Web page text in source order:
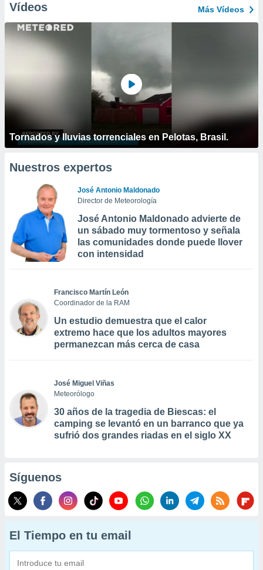
Vídeos Más Vídeos
Tornados y lluvias torrenciales en Pelotas, Brasil.
Nuestros expertos
José Antonio Maldonado
Director de Meteorología
José Antonio Maldonado advierte de
un sábado muy tormentoso y señala
las comunidades donde puede llover
con intensidad
Francisco Martín León
Coordinador de la RAM
Un estudio demuestra que el calor
extremo hace que los adultos mayores
permanezcan más cerca de casa
José Miguel Viñas
Meteorólogo
30 años de la tragedia de Biescas: el
camping se levantó en un barranco que ya
sufrió dos grandes riadas en el siglo XX
Síguenos
El Tiempo en tu email